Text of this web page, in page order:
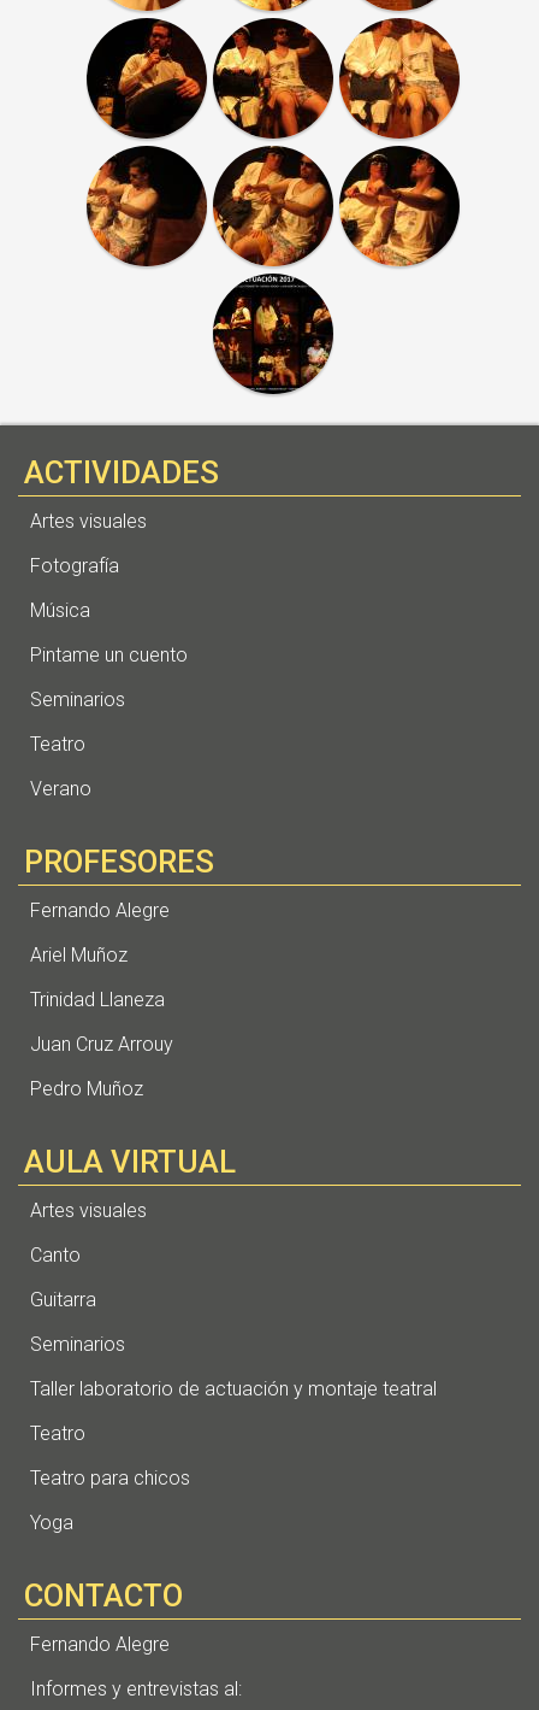
ACTIVIDADES
Artes visuales
Fotografía
Música
Pintame un cuento
Seminarios
Teatro
Verano
PROFESORES
Fernando Alegre
Ariel Muñoz
Trinidad Llaneza
Juan Cruz Arrouy
Pedro Muñoz
AULA VIRTUAL
Artes visuales
Canto
Guitarra
Seminarios
Taller laboratorio de actuación y montaje teatral
Teatro
Teatro para chicos
Yoga
CONTACTO
Fernando Alegre
Informes y entrevistas al: